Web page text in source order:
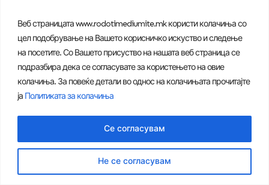
Веб страницата www.rodotimediumite.mk користи колачиња со
цел подобрување на Вашето корисничко искуство и следење
на посетите. Со Вашето присуство на нашата веб страница се
подразбира дека се согласувате за користењето на овие
колачиња. За повеќе детали во однос на колачињата прочитајте
ја Политиката за колачиња
Не се согласувам
Се согласувам